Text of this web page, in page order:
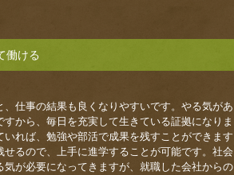
働ける
仕事の結果も良くなりやすいです。やる気があ
から、毎日を充実して生きている証拠になりま
れば、勉強や部活で成果を残すことができます
るので、上手に進学することが可能です。社会
気が必要になってきますが、就職した会社からの